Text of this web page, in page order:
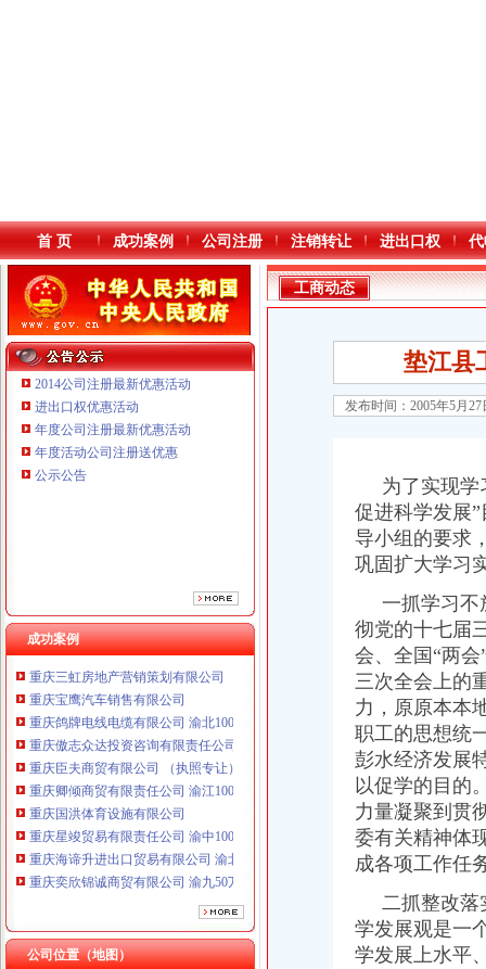
本站导航
首 页 成功案例 公司注册 注销转让 进出口权
2014公司注册最新优惠活动
进出口权优惠活动
年度公司注册最新优惠活动
年度活动公司注册送优惠
公示公告
成功案例
重庆鸽牌电线电缆有限公司 渝北10010万 (进出口权)
重庆傲志众达投资咨询有限责任公司 渝九1000万 （增资）
重庆海谛升进出口贸易有限公司 渝北100万 （进出口权）
重庆奕欣锦诚商贸有限公司 渝九50万 （工商注册）
重庆信同广告有限公司 渝沙50万 （工商注册）
重庆三虹房地产营销策划有限公司
重庆宝鹰汽车销售有限公司
重庆鸽牌电线电缆有限公司 渝北10010万 (进出口权)
重庆傲志众达投资咨询有限责任公司 渝九1000万 （增资）
重庆臣夫商贸有限公司 （执照专让）
重庆卿倾商贸有限责任公司 渝江100万 （工商注册）
重庆国洪体育设施有限公司
重庆星竣贸易有限责任公司 渝中100万 （进出口权）
重庆海谛升进出口贸易有限公司 渝北100万 （进出口权）
重庆奕欣锦诚商贸有限公司 渝九50万 （工商注册）
重庆信同广告有限公司 渝沙50万 （工商注册）
重庆三虹房地产营销策划有限公司
重庆宝鹰汽车销售有限公司
公司位置（地图）
工商动态
垫江县
发布时间：2005年5月
为了实现学
促进科学发展
导小组的要求
巩固扩大学习
一抓学习不
彻党的十七届
会、全国“两
三次全会上的
力，原原本本
职工的思想统
彭水经济发展
以促学的目的
力量凝聚到贯
委有关精神体
成各项工作任
二抓整改落
学发展观是一
学发展上水平